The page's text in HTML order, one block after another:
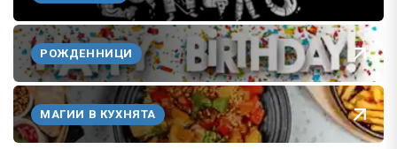
РОЖДЕННИЦИ
МАГИИ В КУХНЯТА